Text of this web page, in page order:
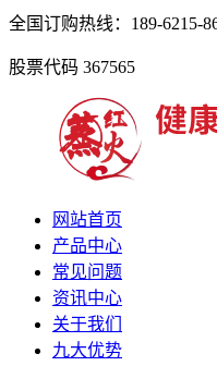
全国订购热线：189-6215-
股票代码 367565
网站首页
产品中心
常见问题
资讯中心
关于我们
九大优势